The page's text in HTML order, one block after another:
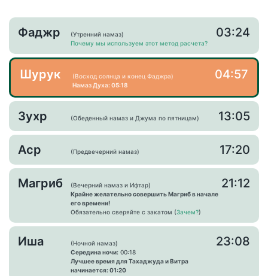
Фаджр
(Утренний намаз)
Почему мы используем этот метод расчета?
03:24
Шурук
(Восход солнца и конец Фаджра)
Намаз Духа: 05:18
04:57
Зухр (Обеденный намаз и Джума по пятницам) 13:05
Аср (Предвечерний намаз) 17:20
Магриб
(Вечерний намаз и Ифтар)
Крайне желательно совершить Магриб в начале
его времени!
Обязательно сверяйте с закатом (Зачем?)
21:12
Иша
(Ночной намаз)
Середина ночи: 00:18
Лучшее время для Тахаджуда и Витра
начинается: 01:20
23:08